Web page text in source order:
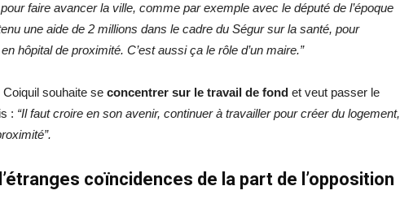
faire avancer la ville, comme par exemple avec le député de l’époque
une aide de 2 millions dans le cadre du Ségur sur la santé, pour
hôpital de proximité. C’est aussi ça le rôle d’un maire.”
souhaite se concentrer sur le travail de fond et veut passer le
: “Il faut croire en son avenir, continuer à travailler pour créer du logement,
coïncidences de la part de l’opposition